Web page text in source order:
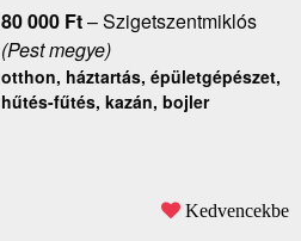
80 000 Ft–Szigetszentmiklós
(Pest megye)
otthon, háztartás, épületgépészet,
hűtés-fűtés, kazán, bojler
Kedvencekbe